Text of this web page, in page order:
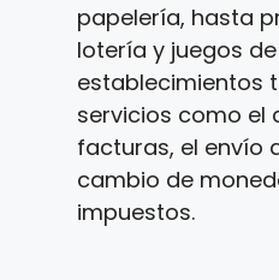
papelería, hasta
lotería y juegos
establecimientos
servicios como el
facturas, el envío
cambio de
impuestos.